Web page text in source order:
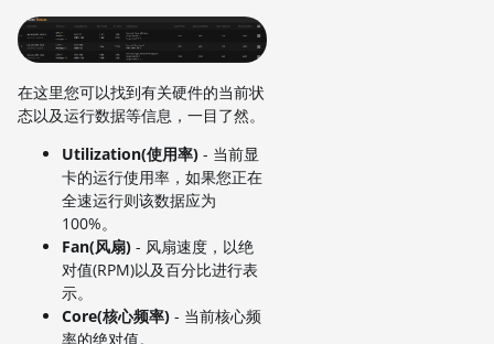
在这里您可以找到有关硬件的当前状
态以及运行数据等信息，一目了然。
Utilization(使用率) - 当前显
卡的运行使用率，如果您正在
全速运行则该数据应为
100%。
Fan(风扇) - 风扇速度，以绝
对值(RPM)以及百分比进行表
示。
Core(核心频率) - 当前核心频
率的绝对值。